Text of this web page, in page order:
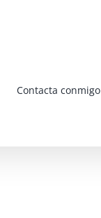
Contacta conmigo